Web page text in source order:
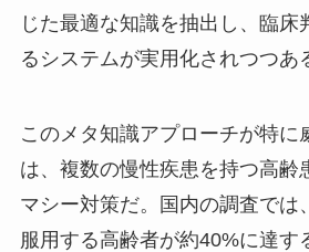
じた最適な知識を抽出し、臨床
るシステムが実用化されつつあ
このメタ知識アプローチが特に
は、複数の慢性疾患を持つ高齢
マシー対策だ。国内の調査では
服用する高齢者が約40%に達す